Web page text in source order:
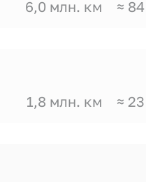
6,0 млн. км ≈
1,8 млн. км ≈